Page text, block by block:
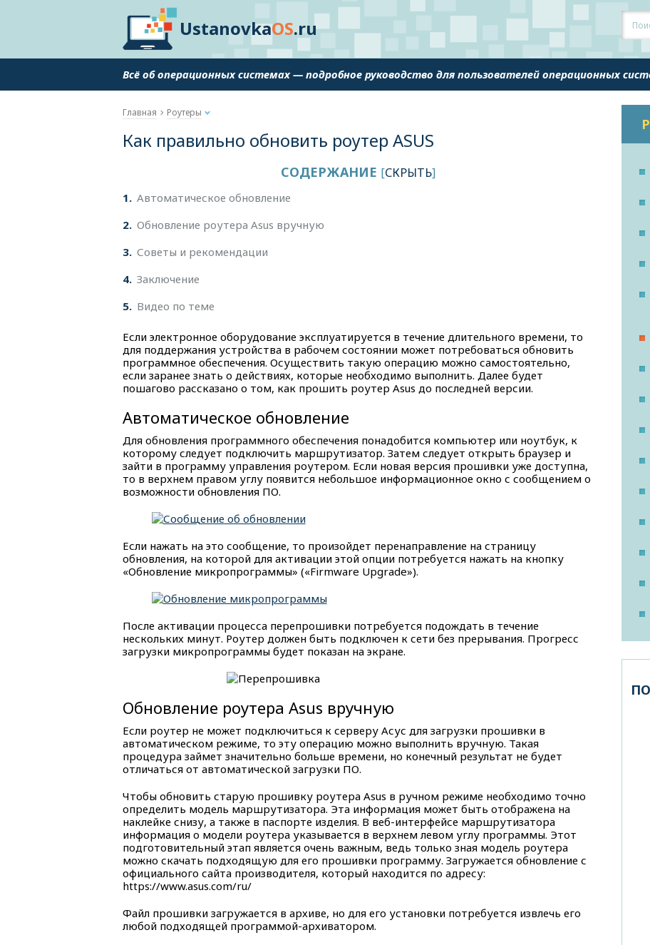
UstanovkaOS.ru
Всё об операционных системах — подробное руководство для пользователей операционных
Главная Роутеры
Как правильно обновить роутер ASUS
СОДЕРЖАНИЕ [СКРЫТЬ]
1
Автоматическое обновление
2 Обновление роутера Asus вручную
3 Советы и рекомендации
4 Заключение
5 Видео по теме
Если электронное оборудование эксплуатируется в течение длительного времени, то
для поддержания устройства в рабочем состоянии может потребоваться обновить
программное обеспечения. Осуществить такую операцию можно самостоятельно,
если заранее знать о действиях, которые необходимо выполнить. Далее будет
пошагово рассказано о том, как прошить роутер Asus до последней версии.
Автоматическое обновление
Для обновления программного обеспечения понадобится компьютер или ноутбук, к
которому следует подключить маршрутизатор. Затем следует открыть браузер и
зайти в программу управления роутером. Если новая версия прошивки уже доступна,
то в верхнем правом углу появится небольшое информационное окно с сообщением о
возможности обновления ПО.
Если нажать на это сообщение, то произойдет перенаправление на страницу
обновления, на которой для активации этой опции потребуется нажать на кнопку
«Обновление микропрограммы» («Firmware Upgrade»).
После активации процесса перепрошивки потребуется подождать в течение
нескольких минут. Роутер должен быть подключен к сети без прерывания. Прогресс
загрузки микропрограммы будет показан на экране.
Обновление роутера Asus вручную
Если роутер не может подключиться к серверу Асус для загрузки прошивки в
автоматическом режиме, то эту операцию можно выполнить вручную. Такая
процедура займет значительно больше времени, но конечный результат не будет
отличаться от автоматической загрузки ПО.
Чтобы обновить старую прошивку роутера Asus в ручном режиме необходимо точно
определить модель маршрутизатора. Эта информация может быть отображена на
наклейке снизу, а также в паспорте изделия. В веб-интерфейсе маршрутизатора
информация о модели роутера указывается в верхнем левом углу программы. Этот
подготовительный этап является очень важным, ведь только зная модель роутера
можно скачать подходящую для его прошивки программу. Загружается обновление с
официального сайта производителя, который находится по адресу:
https://www.asus.com/ru/
Файл прошивки загружается в архиве, но для его установки потребуется извлечь его
любой подходящей программой-архиватором.